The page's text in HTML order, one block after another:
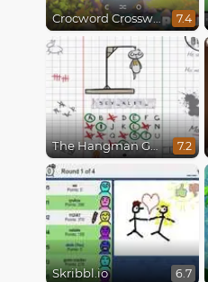
Crocword Crossword 7.4
The Hangman Game Scrawl 7.2
Skribbl.io 6.7